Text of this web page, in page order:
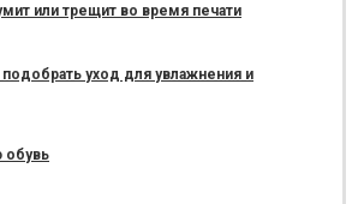
или трещит во время печати
уход для увлажнения и
обувь